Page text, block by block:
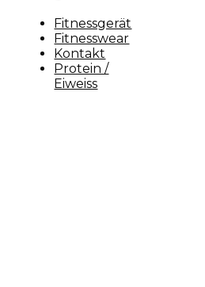
Fitnessgerät
Fitnesswear
Kontakt
Protein /
Eiweiss